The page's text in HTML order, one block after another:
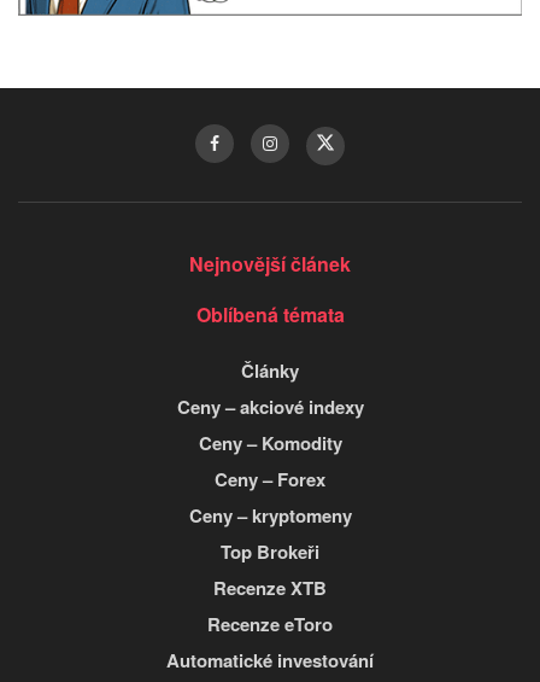
Nejnovější článek
Oblíbená témata
Články
Ceny – akciové indexy
Ceny – Komodity
Ceny – Forex
Ceny – kryptomeny
Top Brokeři
Recenze XTB
Recenze eToro
Automatické investování